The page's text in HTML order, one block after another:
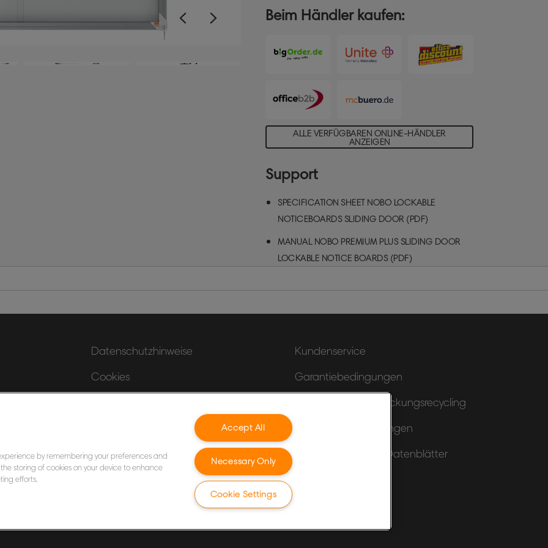
+6
Wandbefestigung angebracht. Die weiße,
magnetische Metalloberfläche ist trocken
Anheften und Präsentieren von
Dokumenten. Größe: 15 x A4.
Beim Händler kaufen:
ALLE VERFÜGBAREN ONLINE-HÄNDLER
ANZEIGEN
Support
SPECIFICATION SHEET NOBO LOCKABLE
NOTICEBOARDS SLIDING DOOR (PDF)
MANUAL NOBO PREMIUM PLUS SLIDING DOOR
LOCKABLE NOTICE BOARDS (PDF)
Datenschutzhinweise
Cookies
Meine Daten verwalten
Kundenservice
Garantiebedingungen
Hinweise zum Verpackungsrecycling
Konformitätserklärungen
Produktsicherheits-Datenblätter
by remembering your preferences and
storing of cookies on your device to enhance
efforts.
Accept All
Necessary Only
Cookie Settings